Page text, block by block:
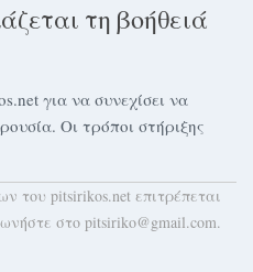
τη βοήθειά
για να συνεχίσει να
Οι τρόποι στήριξης
του pitsirikos.net επιτρέπεται
στο pitsiriko@gmail.com.